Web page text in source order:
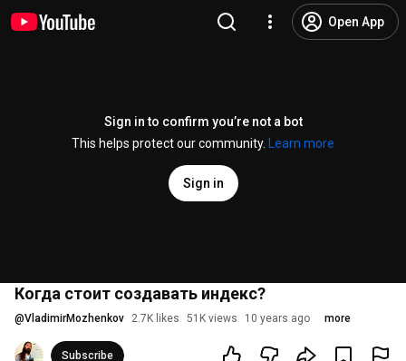
Open App
Sign in to confirm you’re not a bot
This helps protect our community.
Learn more
Sign in
Когда стоит создавать индекс?
@VladimirMozhenkov 2.7K likes 51K views 10 years ago more
Subscribe